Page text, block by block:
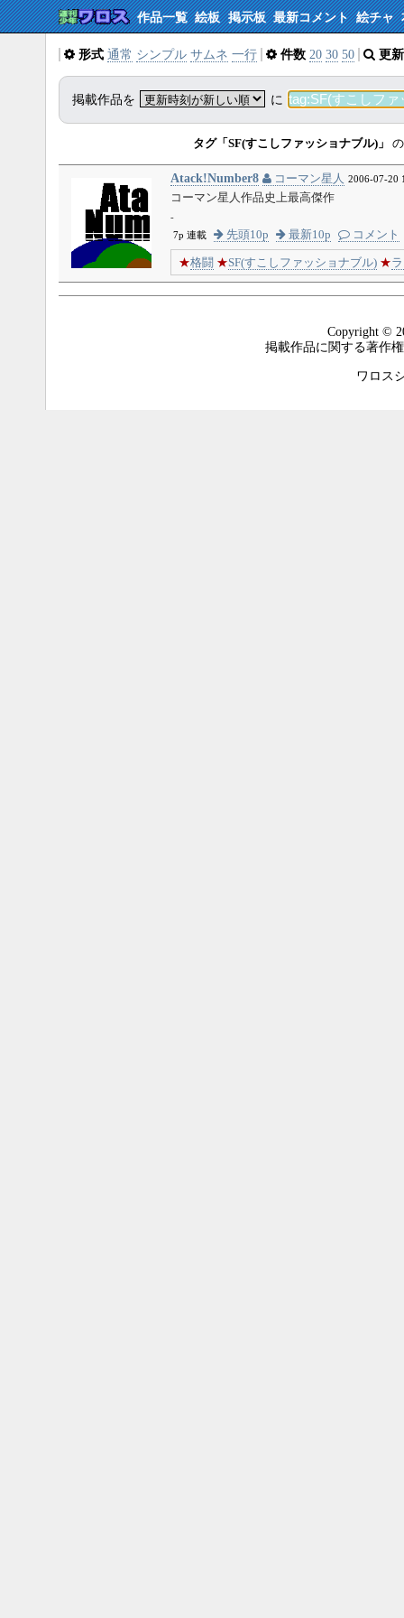
作品一覧 絵板 掲示板 最新コメント 絵チャ
形式 通常 シンプル サムネ 一行 件数 20 30 50 更
掲載作品を に
タグ「SF(すこしファッショナブル)」
Atack!Number8 コーマン星人 2006-07-20
コーマン星人作品史上最高傑作
-
7p 連載
先頭10p 最新10p コメント
★格闘 ★SF(すこしファッショナブル) ★
Copyright ©
掲載作品に関する著作
ワロス